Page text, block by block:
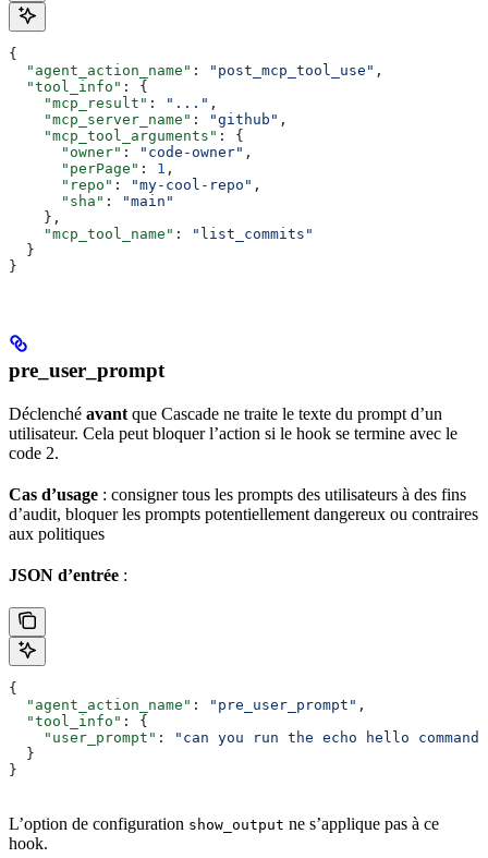
{
  "agent_action_name"
: "post_mcp_tool_use" ,
  "tool_info"
: {
    "mcp_result"
: "..." ,
    "mcp_server_name"
: "github" ,
    "mcp_tool_arguments"
: {
      "owner"
: "code-owner" ,
      "perPage"
: 1 ,
      "repo"
: "my-cool-repo" ,
      "sha"
:
"main"
    },
    "mcp_tool_name"
:
"list_commits"
  }
}
pre_user_prompt
Déclenché avant que Cascade ne traite le texte du prompt d’un
utilisateur. Cela peut bloquer l’action si le hook se termine avec le
code 2.
Cas d’usage : consigner tous les prompts des utilisateurs à des fins
d’audit, bloquer les prompts potentiellement dangereux ou contraires
aux politiques
JSON d’entrée :
{
  "agent_action_name"
: "pre_user_prompt" ,
  "tool_info"
: {
    "user_prompt"
:
"can you run the echo hello command"
  }
}
L’option de configuration show_output ne s’applique pas à ce
hook.